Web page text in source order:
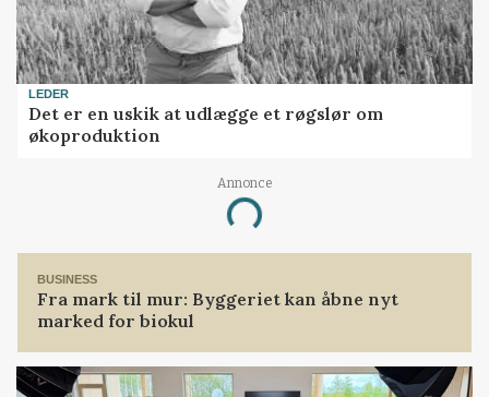
LEDER
Det er en uskik at udlægge et røgslør om
økoproduktion
Annonce
Loading...
BUSINESS
Fra mark til mur: Byggeriet kan åbne nyt
marked for biokul